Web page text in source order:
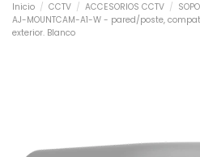
Inicio CCTV ACCESORIOS CCTV
AJ-MOUNTCAM-A1-W - pared/poste,
exterior. Blanco